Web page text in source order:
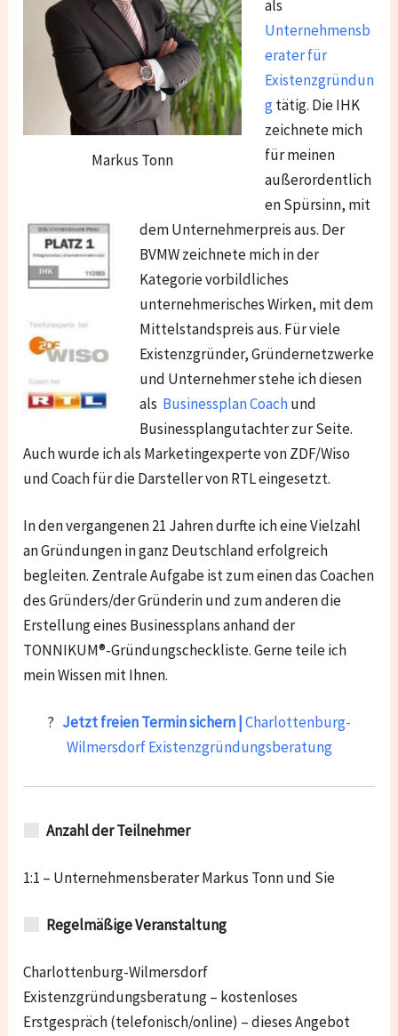
Markus Tonn
als
Unternehmensb
erater für
Existenzgründun
gtätig. Die IHK
zeichnete mich
für meinen
außerordentlich
en Spürsinn, mit
dem Unternehmerpreis aus. Der
BVMW zeichnete mich in der
Kategorie vorbildliches
unternehmerisches Wirken, mit dem
Mittelstandspreis aus. Für viele
Existenzgründer, Gründernetzwerke
und Unternehmer stehe ich diesen
als Businessplan Coachund
Businessplangutachter zur Seite.
Auch wurde ich als Marketingexperte von ZDF/Wiso
und Coach für die Darsteller von RTL eingesetzt.
In den vergangenen 21 Jahren durfte ich eine Vielzahl
an Gründungen in ganz Deutschland erfolgreich
begleiten. Zentrale Aufgabe ist zum einen das Coachen
des Gründers/der Gründerin und zum anderen die
Erstellung eines Businessplans anhand der
TONNIKUM®-Gründungscheckliste. Gerne teile ich
mein Wissen mit Ihnen.
? Jetzt freien Termin sichern |Charlottenburg-
Wilmersdorf Existenzgründungsberatung
Anzahl der Teilnehmer
1:1 – Unternehmensberater Markus Tonn und Sie
Regelmäßige Veranstaltung
Charlottenburg-Wilmersdorf
Existenzgründungsberatung – kostenloses
Erstgespräch (telefonisch/online) – dieses Angebot